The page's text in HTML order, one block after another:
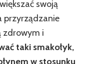
swoją
przyrządzanie
zdrowym i
taki smakołyk,
w stosunku